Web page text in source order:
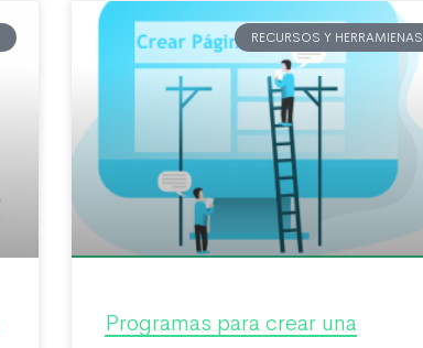
RECURSOS Y HERRAMIENAS
Programas para crear una